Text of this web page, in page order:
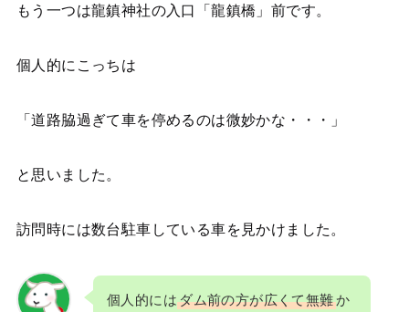
もう一つは龍鎮神社の入口「龍鎮橋」前です。
個人的にこっちは
「道路脇過ぎて車を停めるのは微妙かな・・・」
と思いました。
訪問時には数台駐車している車を見かけました。
個人的にはダム前の方が広くて無難か